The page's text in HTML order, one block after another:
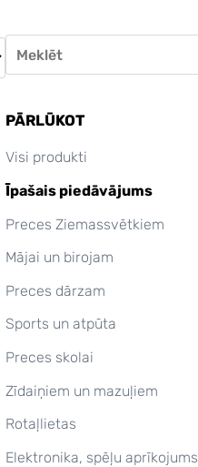
PĀRLŪKOT
Visi produkti
Īpašais piedāvājums
Preces Ziemassvētkiem
Mājai un birojam
Preces dārzam
Sports un atpūta
Preces skolai
Zīdaiņiem un mazuļiem
Rotaļlietas
Elektronika, spēļu aprīkojums